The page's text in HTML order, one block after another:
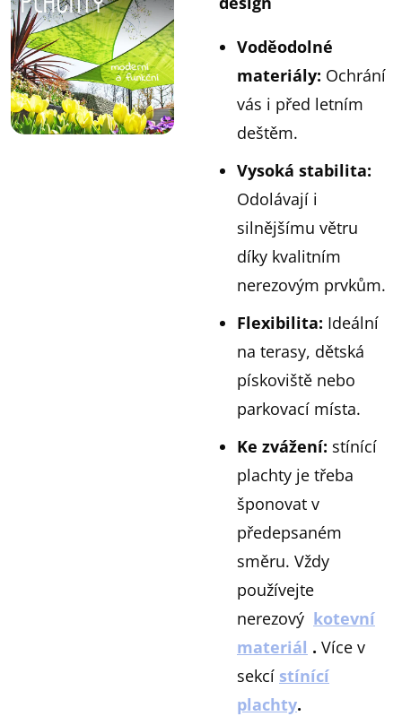
Voděodolné
materiály: Ochrání
vás i před letním
deštěm.
Vysoká stabilita:
Odolávají i
silnějšímu větru
díky kvalitním
nerezovým prvkům.
Flexibilita: Ideální
na terasy, dětská
pískoviště nebo
parkovací místa.
Ke zvážení: stínící
plachty je třeba
šponovat v
předepsaném
směru. Vždy
používejte
nerezový kotevní
materiál . Více v
sekcí stínící
plachty.